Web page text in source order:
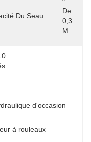
Du Seau:
De
0,3
M
d'occasion
à rouleaux